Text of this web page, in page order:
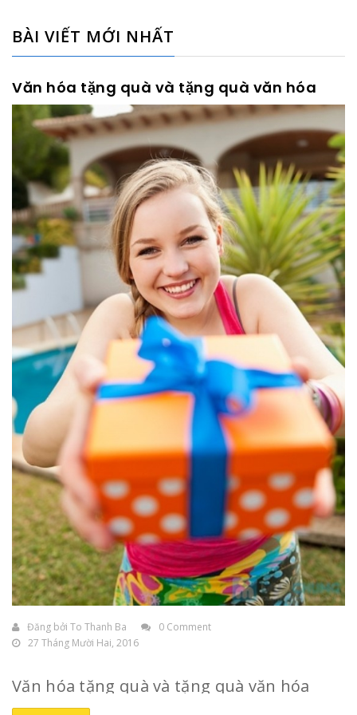
BÀI VIẾT MỚI NHẤT
Văn hóa tặng quà và tặng quà văn hóa
Đăng bởi To Thanh Ba
0 Comment
27 Tháng Mười Hai, 2016
Văn hóa tặng quà và tặng quà văn hóa
Tâm lý chung của mỗi người là đều thích được